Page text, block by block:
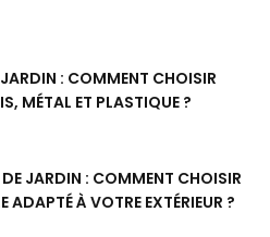
JARDIN : COMMENT CHOISIR
MÉTAL ET PLASTIQUE ?
JARDIN : COMMENT CHOISIR
ADAPTÉ À VOTRE EXTÉRIEUR ?